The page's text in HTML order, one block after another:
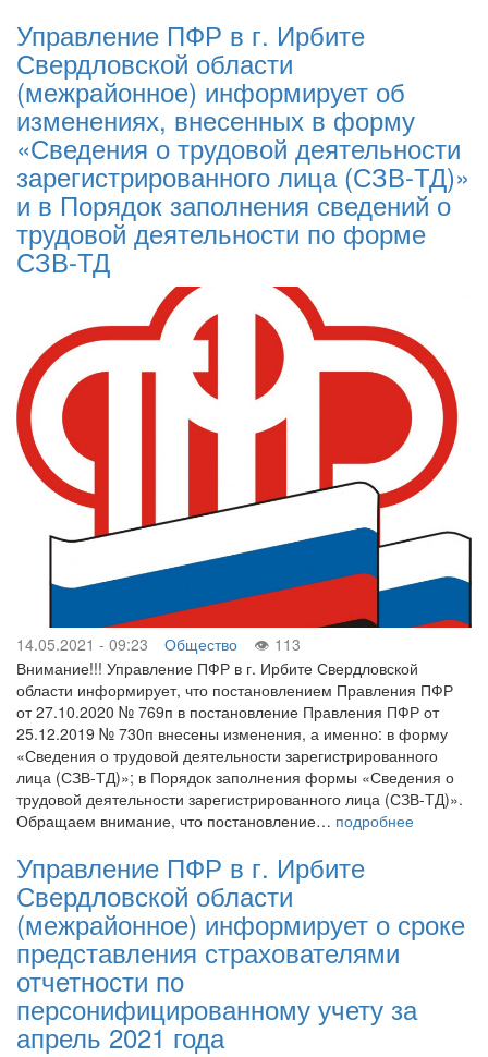
Управление ПФР в г. Ирбите
Свердловской области
(межрайонное) информирует об
изменениях, внесенных в форму
«Сведения о трудовой деятельности
зарегистрированного лица (СЗВ-ТД)»
и в Порядок заполнения сведений о
трудовой деятельности по форме
СЗВ-ТД
14.05.2021 - 09:23 Общество
113
Внимание!!! Управление ПФР в г. Ирбите Свердловской
области информирует, что постановлением Правления ПФР
от 27.10.2020 № 769п в постановление Правления ПФР от
25.12.2019 № 730п внесены изменения, а именно: в форму
«Сведения о трудовой деятельности зарегистрированного
лица (СЗВ-ТД)»; в Порядок заполнения формы «Сведения о
трудовой деятельности зарегистрированного лица (СЗВ-ТД)».
Обращаем внимание, что постановление… подробнее
Управление ПФР в г. Ирбите
Свердловской области
(межрайонное) информирует о сроке
представления страхователями
отчетности по
персонифицированному учету за
апрель 2021 года